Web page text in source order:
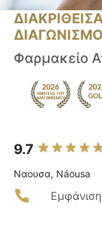
ΔΙΑΓΩΝΙΣΜΟΥ
Φαρμακείο
9.7
Ναουσα, Náousa